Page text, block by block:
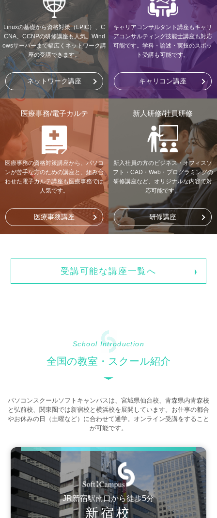
Linuxの基礎から資格対策（LPIC）、C
CNA、CCNPの研修講座も人気。Wind
owsサーバーまで幅広くネットワーク講
座の受講できます。
ネットワーク講座
キャリアコンサルタント講座もキャリ
アコンサルティング技能士講座も対応
可能です。学科・論述・実技のスポッ
ト受講も可能です。
キャリコン講座
医療事務/電子カルテ
医療事務の資格対策講座から、パソコ
ンが苦手な方のための講座と、組み合
わせた電子カルテ講座も医療事務では
人気です。
医療事務講座
新人研修/社員研修
新入社員の方のビジネス・オフィスソ
フト・CAD・Web・プログラミングの
研修講座など、オリジナルな内容で対
応可能です。
研修講座
受講可能な講座一覧へ
School Introduction
全国の教室・スクール紹介
パソコンスクールソフトキャンパスは、宮城県仙台校、青森県内青森校
と弘前校、関東圏では新宿校と横浜校を展開しています。お仕事の都合
やお休みの日（土曜など）に合わせて通学。オンライン受講をすること
が可能です。
JR新宿駅南口から徒歩5分
新宿校